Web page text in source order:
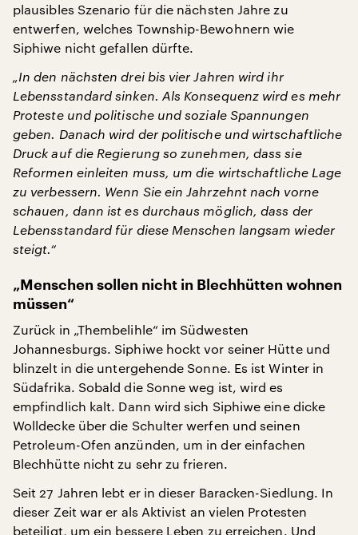
plausibles Szenario für die nächsten Jahre zu
entwerfen, welches Township-Bewohnern wie
Siphiwe nicht gefallen dürfte.
„In den nächsten drei bis vier Jahren wird ihr
Lebensstandard sinken. Als Konsequenz wird es mehr
Proteste und politische und soziale Spannungen
geben. Danach wird der politische und wirtschaftliche
Druck auf die Regierung so zunehmen, dass sie
Reformen einleiten muss, um die wirtschaftliche Lage
zu verbessern. Wenn Sie ein Jahrzehnt nach vorne
schauen, dann ist es durchaus möglich, dass der
Lebensstandard für diese Menschen langsam wieder
steigt.“
„Menschen sollen nicht in Blechhütten wohnen
müssen“
Zurück in „Thembelihle“ im Südwesten
Johannesburgs. Siphiwe hockt vor seiner Hütte und
blinzelt in die untergehende Sonne. Es ist Winter in
Südafrika. Sobald die Sonne weg ist, wird es
empfindlich kalt. Dann wird sich Siphiwe eine dicke
Wolldecke über die Schulter werfen und seinen
Petroleum-Ofen anzünden, um in der einfachen
Blechhütte nicht zu sehr zu frieren.
Seit 27 Jahren lebt er in dieser Baracken-Siedlung. In
dieser Zeit war er als Aktivist an vielen Protesten
beteiligt, um ein bessere Leben zu erreichen. Und